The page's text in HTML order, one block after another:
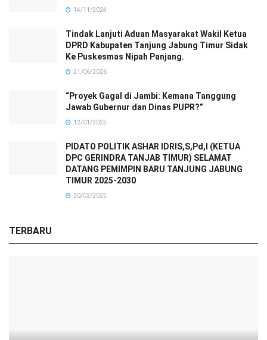
14/11/2024
Tindak Lanjuti Aduan Masyarakat Wakil Ketua
DPRD Kabupaten Tanjung Jabung Timur Sidak
Ke Puskesmas Nipah Panjang.
21/06/2026
“Proyek Gagal di Jambi: Kemana Tanggung
Jawab Gubernur dan Dinas PUPR?”
12/01/2025
PIDATO POLITIK ASHAR IDRIS,S,Pd,I (KETUA
DPC GERINDRA TANJAB TIMUR) SELAMAT
DATANG PEMIMPIN BARU TANJUNG JABUNG
TIMUR 2025-2030
20/02/2025
TERBARU